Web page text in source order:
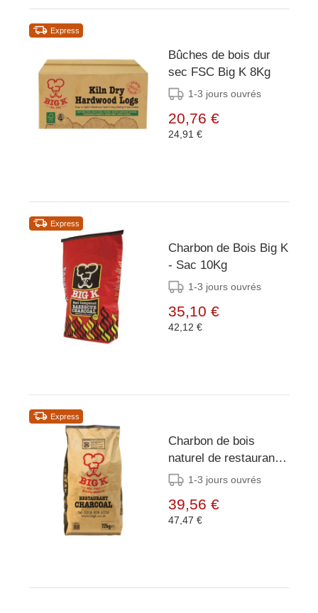
Express
Bûches de bois dur
sec FSC Big K 8Kg
1-3 jours ouvrés
20,76 €
24,91 €
Express
Charbon de Bois Big K
- Sac 10Kg
1-3 jours ouvrés
35,10 €
42,12 €
Express
Charbon de bois
naturel de restaurant
Big K 12kg
1-3 jours ouvrés
39,56 €
47,47 €